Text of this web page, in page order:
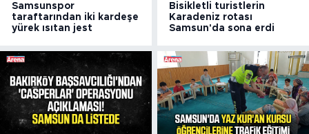
Samsunspor
taraftarından iki kardeşe
yürek ısıtan jest
Bisikletli turistlerin
Karadeniz rotası
Samsun'da sona erdi